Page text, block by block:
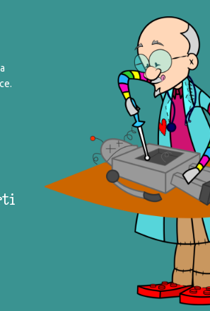
PEPPA PIG – SUPER CUCINA
55,00